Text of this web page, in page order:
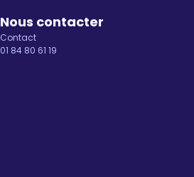
Nous contacter
Contact
01 84 80 61 19